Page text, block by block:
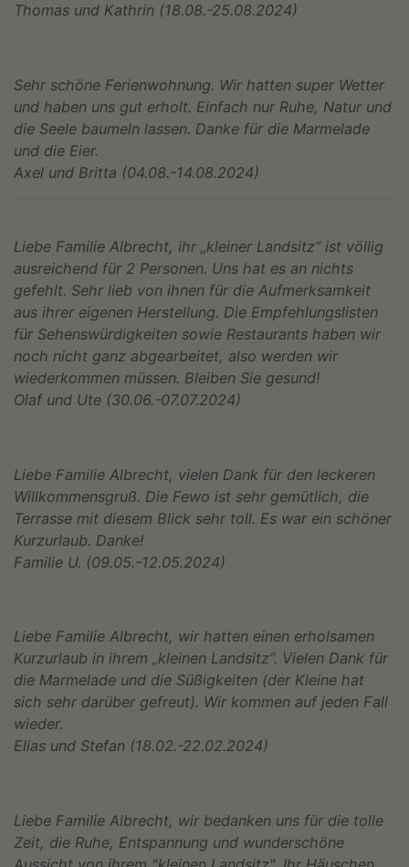
Thomas und Kathrin (18.08.-25.08.2024)
Sehr schöne Ferienwohnung. Wir hatten super Wetter
und haben uns gut erholt. Einfach nur Ruhe, Natur und
die Seele baumeln lassen. Danke für die Marmelade
und die Eier.
Axel und Britta (04.08.-14.08.2024)
Liebe Familie Albrecht, ihr „kleiner Landsitz“ ist völlig
ausreichend für 2 Personen. Uns hat es an nichts
gefehlt. Sehr lieb von ihnen für die Aufmerksamkeit
aus ihrer eigenen Herstellung. Die Empfehlungslisten
für Sehenswürdigkeiten sowie Restaurants haben wir
noch nicht ganz abgearbeitet, also werden wir
wiederkommen müssen. Bleiben Sie gesund!
Olaf und Ute (30.06.-07.07.2024)
Liebe Familie Albrecht, vielen Dank für den leckeren
Willkommensgruß. Die Fewo ist sehr gemütlich, die
Terrasse mit diesem Blick sehr toll. Es war ein schöner
Kurzurlaub. Danke!
Familie U. (09.05.-12.05.2024)
Liebe Familie Albrecht, wir hatten einen erholsamen
Kurzurlaub in ihrem „kleinen Landsitz“. Vielen Dank für
die Marmelade und die Süßigkeiten (der Kleine hat
sich sehr darüber gefreut). Wir kommen auf jeden Fall
wieder.
Elias und Stefan (18.02.-22.02.2024)
Liebe Familie Albrecht, wir bedanken uns für die tolle
Zeit, die Ruhe, Entspannung und wunderschöne